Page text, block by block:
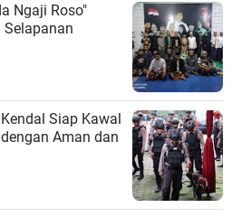
Ngaji Roso"
Selapanan
Siap Kawal
Aman dan